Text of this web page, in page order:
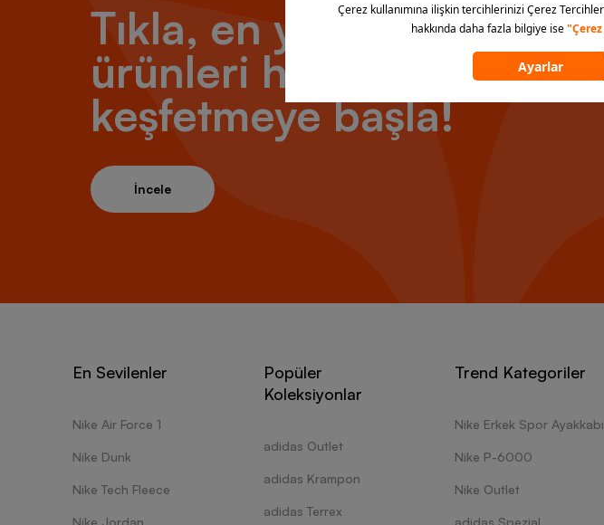
Tıkla, en yeni
ürünleri hemen
keşfetmeye başla!
İncele
En Sevilenler
Nike Air Force 1
Nike Dunk
Nike Tech Fleece
Nike Jordan
Popüler
Koleksiyonlar
adidas Outlet
adidas Krampon
adidas Terrex
Trend Kategoriler
Nike Erkek Spor Ayakkabı
Nike P-6000
Nike Outlet
adidas Spezial